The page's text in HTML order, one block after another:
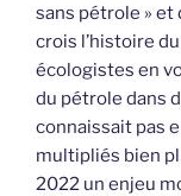
sans pétrole » et
crois l’histoire
écologistes en
du pétrole dans
connaissait pas
multipliés bien
2022 un enjeu